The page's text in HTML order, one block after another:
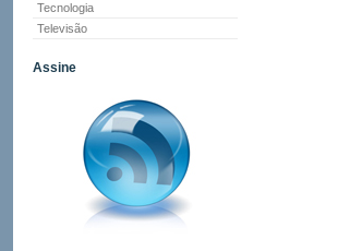
Tecnologia
Televisão
Assine